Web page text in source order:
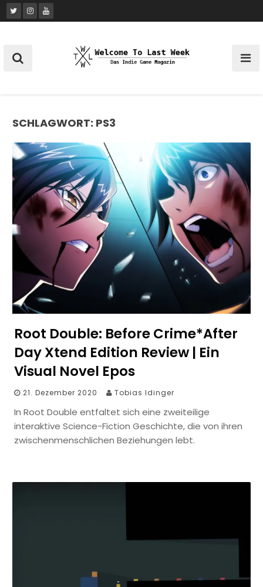
Skip
to
SCHLAGWORT: PS3
Root Double: Before Crime*After
Day Xtend Edition Review | Ein
Visual Novel Epos
21. Dezember 2020 Tobias Idinger
In Root Double entfaltet sich eine zweiteilige
interaktive Science-Fiction Geschichte, die von ihren
zwischenmenschlichen Beziehungen lebt.